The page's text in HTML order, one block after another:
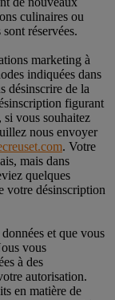
culinaires ou
réservées.
marketing à
indiquées dans
désinscrire de la
figurant
si vous souhaitez
nous envoyer
. Votre
mais dans
quelques
votre désinscription
et que vous
vous
à des
autorisation.
en matière de